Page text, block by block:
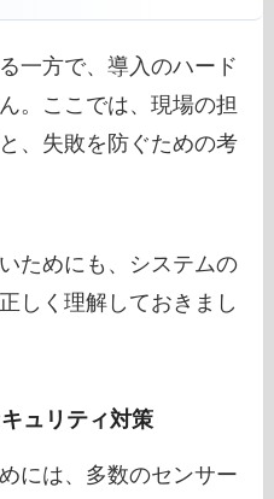
一方で、導入のハード
。ここでは、現場の担
、失敗を防ぐための考
ためにも、システムの
しく理解しておきまし
ュリティ対策
には、多数のセンサー